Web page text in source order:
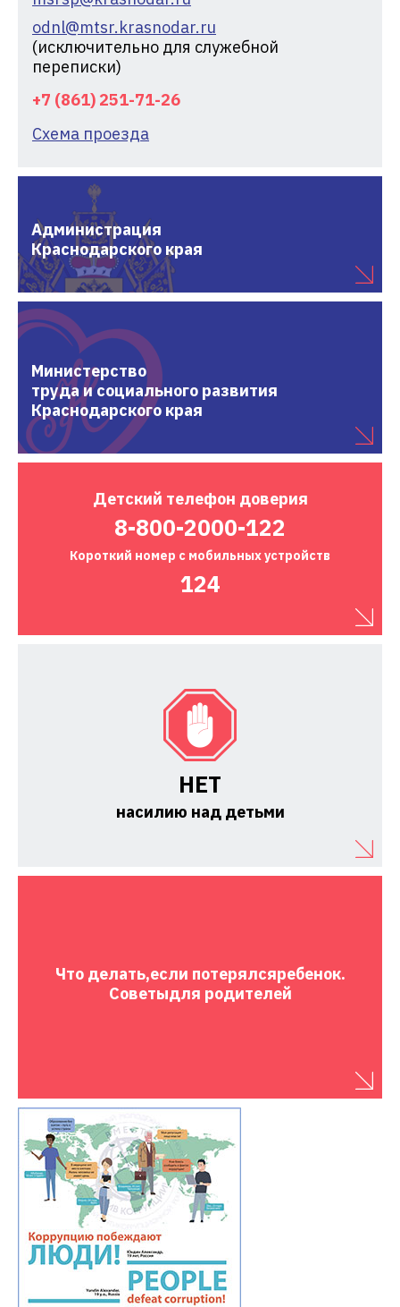
odnl@mtsr.krasnodar.ru
(исключительно для служебной
переписки)
+7 (861) 251-71-26
Схема проезда
Администрация
Краснодарского края
Министерство
труда и социального развития
Краснодарского края
Детский телефон доверия
8-800-2000-122
Короткий номер с мобильных устройств
124
НЕТ
насилию над детьми
Что делать,если потерялсяребенок.
Советыдля родителей